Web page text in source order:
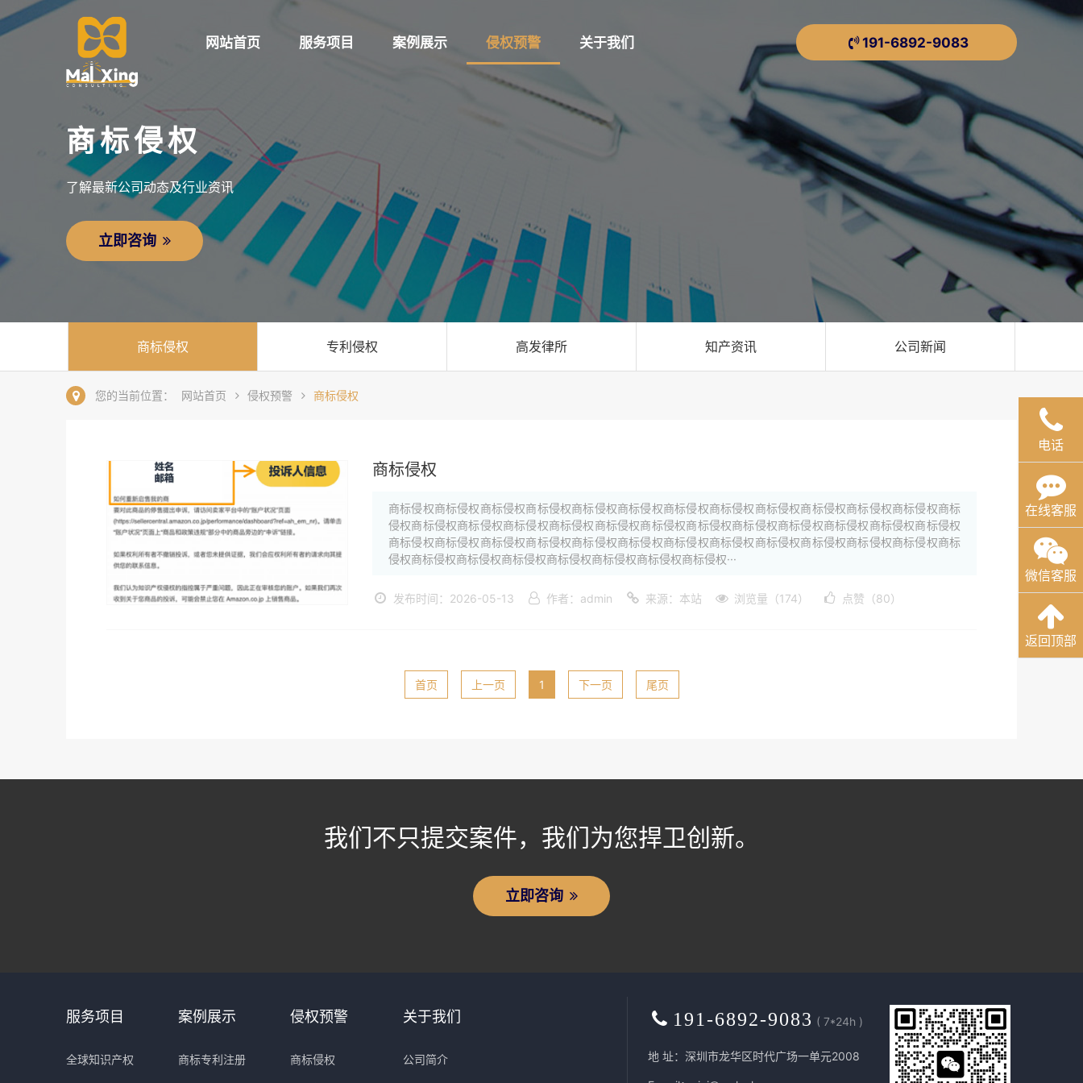
网站首页 服务项目 案例展示 侵权预警 关于我们 191-6892-9083
商标侵权
了解最新公司动态及行业资讯
立即咨询
商标侵权 专利侵权 高发律所 知产资讯 公司新闻
您的当前位置： 网站首页 侵权预警 商标侵权
商标侵权
商标侵权商标侵权商标侵权商标侵权商标侵权商标侵权商标侵权商标侵权商标侵权商标侵权商标侵权商标侵权商标
侵权商标侵权商标侵权商标侵权商标侵权商标侵权商标侵权商标侵权商标侵权商标侵权商标侵权商标侵权商标侵权
商标侵权商标侵权商标侵权商标侵权商标侵权商标侵权商标侵权商标侵权商标侵权商标侵权商标侵权商标侵权商标
侵权商标侵权商标侵权商标侵权商标侵权商标侵权商标侵权商标侵权···
发布时间：2026-05-13 作者：admin 来源：本站 浏览量（174） 点赞（80）
首页 上一页 1 下一页 尾页
我们不只提交案件，我们为您捍卫创新。
立即咨询
服务项目
全球知识产权
案例展示
商标专利注册
侵权预警
商标侵权
关于我们
公司简介
191-6892-9083 ( 7*24h )
地 址：深圳市龙华区时代广场一单元2008
电话
在线客服
微信客服
返回顶部